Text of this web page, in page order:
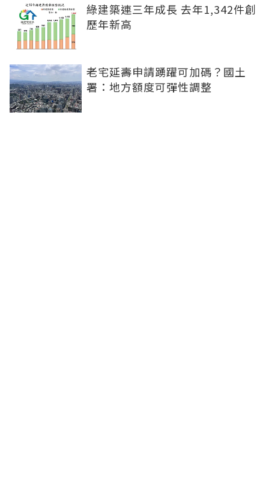
綠建築連三年成長 去年1,342件創
歷年新高
老宅延壽申請踴躍可加碼？國土
署：地方額度可彈性調整